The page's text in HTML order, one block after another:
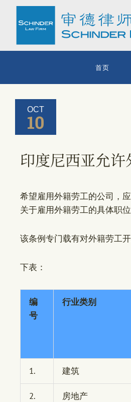
content
首页
OCT
10
印度尼西亚允
希望雇用外籍劳工的公司，
关于雇用外籍劳工的具体职位
该条例专门载有对外籍劳工
下表：
编
号
行业类别
1. 建筑
2. 房地产